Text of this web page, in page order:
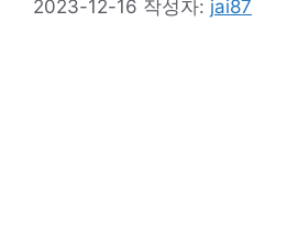
2023-12-16 작성자: jai87